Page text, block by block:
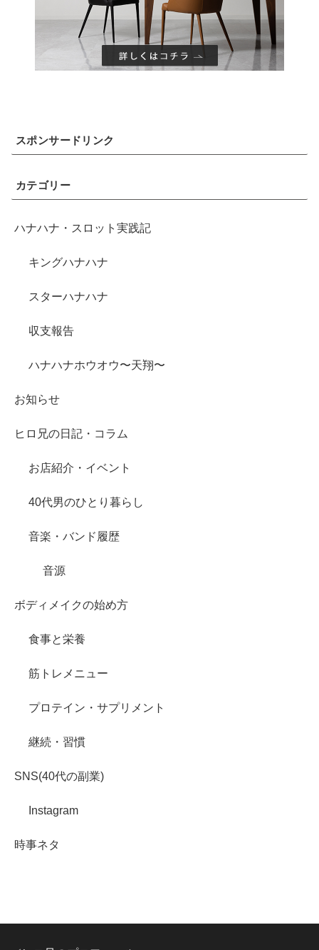
スポンサードリンク
カテゴリー
ハナハナ・スロット実践記
キングハナハナ
スターハナハナ
収支報告
ハナハナホウオウ〜天翔〜
お知らせ
ヒロ兄の日記・コラム
お店紹介・イベント
40代男のひとり暮らし
音楽・バンド履歴
音源
ボディメイクの始め方
食事と栄養
筋トレメニュー
プロテイン・サプリメント
継続・習慣
SNS(40代の副業)
Instagram
時事ネタ